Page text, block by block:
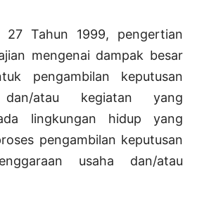
27 Tahun 1999, pengertian
mengenai dampak besar
pengambilan keputusan
atau kegiatan yang
lingkungan hidup yang
pengambilan keputusan
usaha dan/atau